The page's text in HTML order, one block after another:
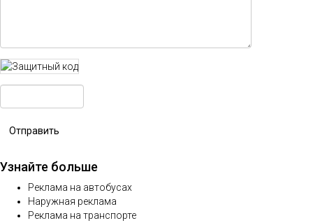
Отправить
Узнайте больше
Реклама на автобусах
Наружная реклама
Реклама на транспорте